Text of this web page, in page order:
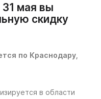
мая вы
скидку
по Краснодару,
в области